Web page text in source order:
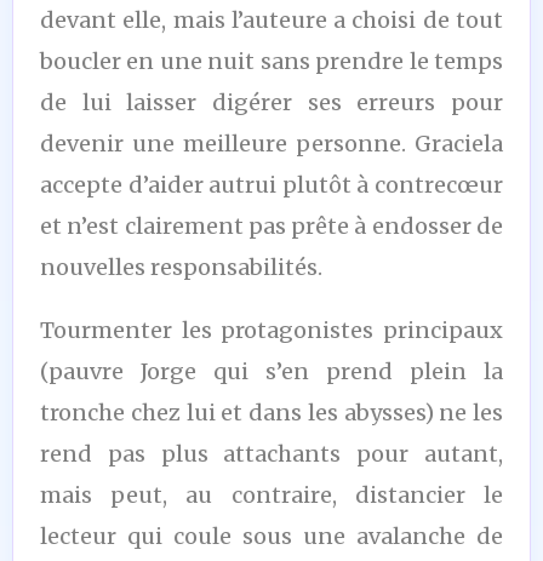
devant elle, mais l’auteure a choisi de tout
boucler en une nuit sans prendre le temps
de lui laisser digérer ses erreurs pour
devenir une meilleure personne. Graciela
accepte d’aider autrui plutôt à contrecœur
et n’est clairement pas prête à endosser de
nouvelles responsabilités.
Tourmenter les protagonistes principaux
(pauvre Jorge qui s’en prend plein la
tronche chez lui et dans les abysses) ne les
rend pas plus attachants pour autant,
mais peut, au contraire, distancier le
lecteur qui coule sous une avalanche de